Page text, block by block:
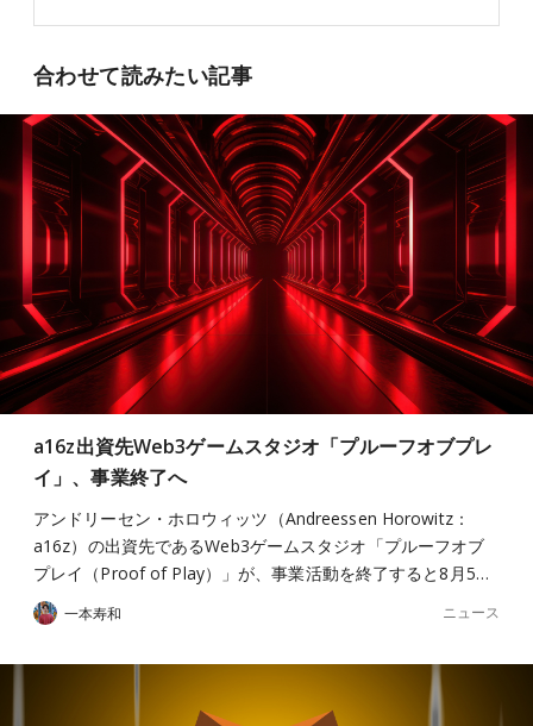
合わせて読みたい記事
a16z出資先Web3ゲームスタジオ「プルーフオブプレ
イ」、事業終了へ
アンドリーセン・ホロウィッツ（Andreessen Horowitz：
a16z）の出資先であるWeb3ゲームスタジオ「プルーフオブ
プレイ（Proof of Play）」が、事業活動を終了すると8月5…
一本寿和 ニュース